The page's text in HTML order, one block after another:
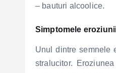
– bauturi alcoolice.
Simptomele
Unul dintre semnele
stralucitor.